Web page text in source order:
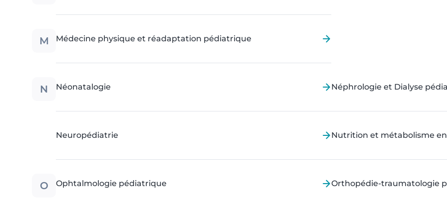
M Médecine physique et réadaptation pédiatrique
N Néonatalogie Néphrologie et Dialyse
Neuropédiatrie Nutrition et métabolisme
O Ophtalmologie pédiatrique Orthopédie-traumatologie